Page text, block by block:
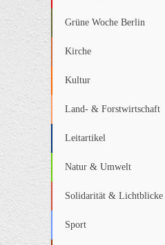
Grüne Woche Berlin
Kirche
Kultur
Land- & Forstwirtschaft
Leitartikel
Natur & Umwelt
Solidarität & Lichtblicke
Sport